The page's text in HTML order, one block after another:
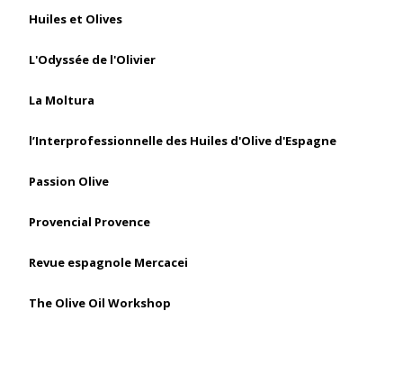
Huiles et Olives
L'Odyssée de l'Olivier
La Moltura
l’Interprofessionnelle des Huiles d'Olive d'Espagne
Passion Olive
Provencial Provence
Revue espagnole Mercacei
The Olive Oil Workshop